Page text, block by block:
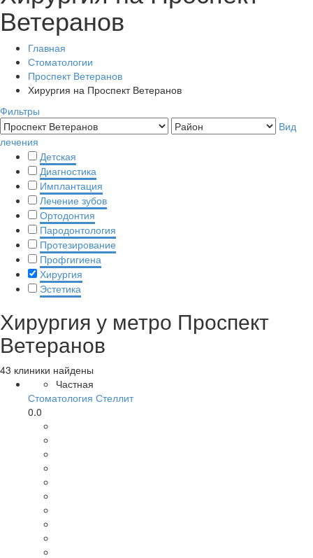
Ветеранов
Главная
Стоматологии
Проспект Ветеранов
Хирургия на Проспект Ветеранов
Фильтры
Вид
лечения
Детская
Диагностика
Имплантация
Лечение зубов
Ортодонтия
Пародонтология
Протезирование
Профгигиена
Хирургия
Эстетика
Хирургия у метро Проспект
Ветеранов
43 клиники найдены
Частная
Стоматология Стеллит
0.0